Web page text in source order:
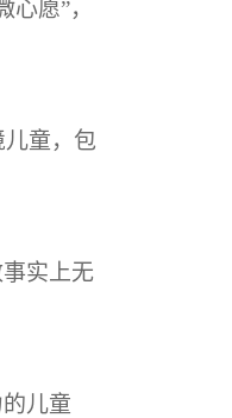
心愿”，
童，包
实上无
儿童